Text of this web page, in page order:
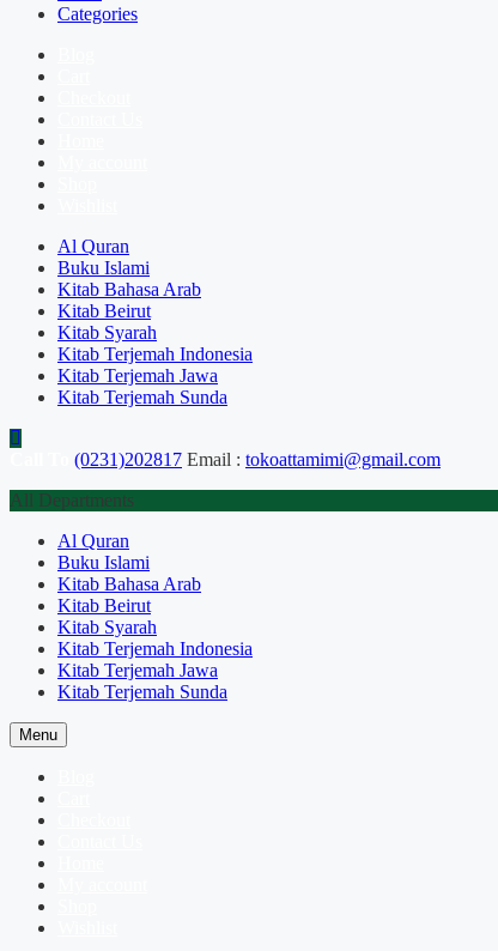
Categories
Al Quran
Buku Islami
Kitab Bahasa Arab
Kitab Beirut
Kitab Syarah
Kitab Terjemah Indonesia
Kitab Terjemah Jawa
Kitab Terjemah Sunda
(0231)202817 Email : tokoattamimi@gmail.com
All Departments
Al Quran
Buku Islami
Kitab Bahasa Arab
Kitab Beirut
Kitab Syarah
Kitab Terjemah Indonesia
Kitab Terjemah Jawa
Kitab Terjemah Sunda
Menu